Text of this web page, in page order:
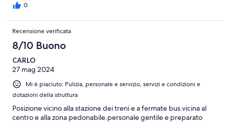
0
Recensione verificata
8/10 Buono
CARLO
27 mag 2024
Mi è piaciuto: Pulizia, personale e servizio, servizi e condizioni e
dotazioni della struttura
Posizione vicino alla stazione dei treni e a fermate bus.vicina al
centro e alla zona pedonabile.personale gentile e preparato